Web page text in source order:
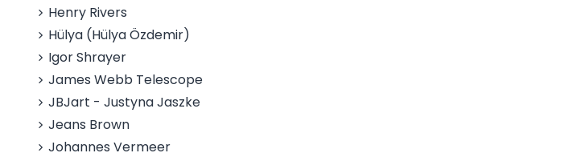
Henry Rivers
Hülya (Hülya Özdemir)
Igor Shrayer
James Webb Telescope
JBJart - Justyna Jaszke
Jeans Brown
Johannes Vermeer